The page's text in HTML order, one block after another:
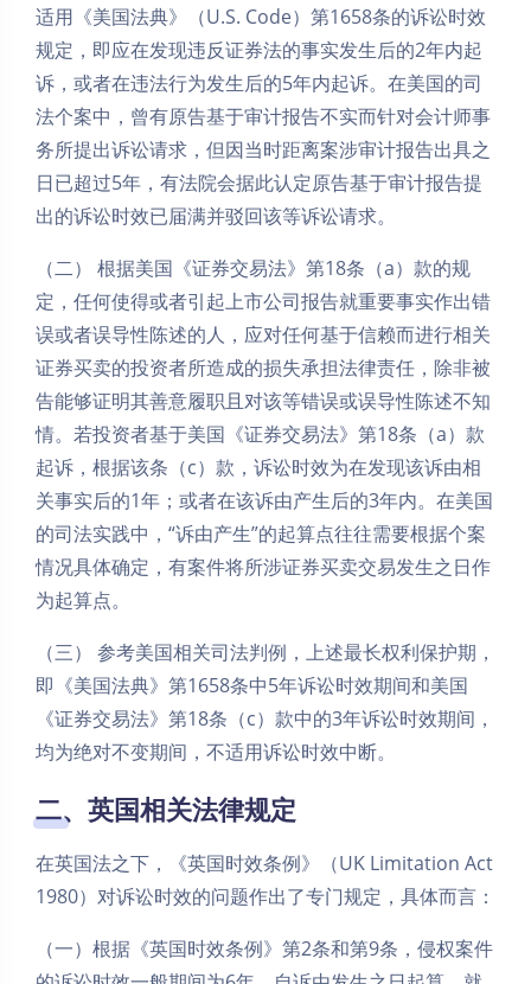
适用《美国法典》（U.S. Code）第1658条的诉讼时效
规定，即应在发现违反证券法的事实发生后的2年内起
诉，或者在违法行为发生后的5年内起诉。在美国的司
法个案中，曾有原告基于审计报告不实而针对会计师事
务所提出诉讼请求，但因当时距离案涉审计报告出具之
日已超过5年，有法院会据此认定原告基于审计报告提
出的诉讼时效已届满并驳回该等诉讼请求。
（二） 根据美国《证券交易法》第18条（a）款的规
定，任何使得或者引起上市公司报告就重要事实作出错
误或者误导性陈述的人，应对任何基于信赖而进行相关
证券买卖的投资者所造成的损失承担法律责任，除非被
告能够证明其善意履职且对该等错误或误导性陈述不知
情。若投资者基于美国《证券交易法》第18条（a）款
起诉，根据该条（c）款，诉讼时效为在发现该诉由相
关事实后的1年；或者在该诉由产生后的3年内。在美国
的司法实践中，“诉由产生”的起算点往往需要根据个案
情况具体确定，有案件将所涉证券买卖交易发生之日作
为起算点。
（三） 参考美国相关司法判例，上述最长权利保护期，
即《美国法典》第1658条中5年诉讼时效期间和美国
《证券交易法》第18条（c）款中的3年诉讼时效期间，
均为绝对不变期间，不适用诉讼时效中断。
二、英国相关法律规定
在英国法之下，《英国时效条例》（UK Limitation Act
1980）对诉讼时效的问题作出了专门规定，具体而言：
（一）根据《英国时效条例》第2条和第9条，侵权案件